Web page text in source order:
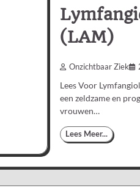
(LAM)
Onzichtbaar Ziek
Lees Voor
een zeldzame en
vrouwen…
Lees Meer...